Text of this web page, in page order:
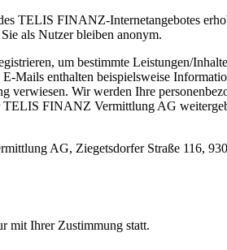
TELIS FINANZ-Internetangebotes
als Nutzer bleiben anonym.
um bestimmte Leistungen/
enthalten beispielsweise
verwiesen. Wir werden Ihre
TELIS FINANZ Vermittlung AG
AG, Ziegetsdorfer Straße 116,
mit Ihrer Zustimmung statt.